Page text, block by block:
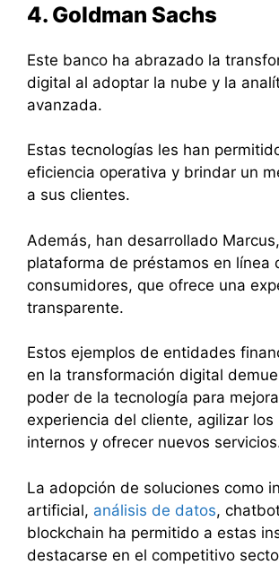
4. Goldman Sachs
Este banco ha abrazado la
digital al adoptar la nube y la
avanzada.
Estas tecnologías les han
eficiencia operativa y brindar un
a sus clientes.
Además, han desarrollado
plataforma de préstamos en línea
consumidores, que ofrece una
transparente.
Estos ejemplos de entidades
en la transformación digital
poder de la tecnología para
experiencia del cliente, agilizar los
internos y ofrecer nuevos
La adopción de soluciones como
artificial, análisis de datos,
blockchain ha permitido a estas
destacarse en el competitivo